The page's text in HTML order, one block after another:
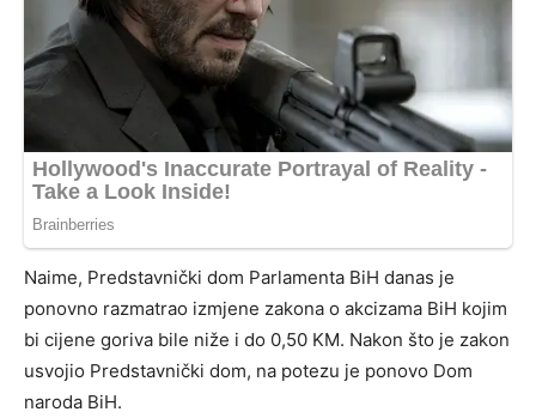
Naime, Predstavnički dom Parlamenta BiH danas je
ponovno razmatrao izmjene zakona o akcizama BiH kojim
bi cijene goriva bile niže i do 0,50 KM. Nakon što je zakon
usvojio Predstavnički dom, na potezu je ponovo Dom
naroda BiH.